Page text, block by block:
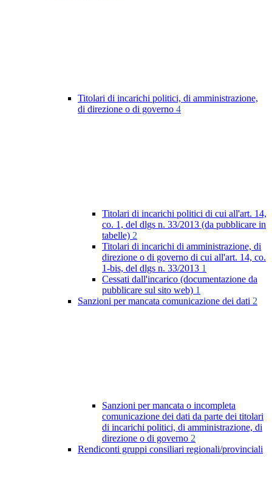
Titolari di incarichi politici, di amministrazione,
di direzione o di governo 4
Titolari di incarichi politici di cui all'art. 14,
co. 1, del dlgs n. 33/2013 (da pubblicare in
tabelle) 2
Titolari di incarichi di amministrazione, di
direzione o di governo di cui all'art. 14, co.
1-bis, del dlgs n. 33/2013 1
Cessati dall'incarico (documentazione da
pubblicare sul sito web) 1
Sanzioni per mancata comunicazione dei dati 2
Sanzioni per mancata o incompleta
comunicazione dei dati da parte dei titolari
di incarichi politici, di amministrazione, di
direzione o di governo 2
Rendiconti gruppi consiliari regionali/provinciali